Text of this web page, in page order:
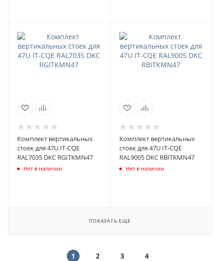
Комплект вертикальных
стоек для 47U IT-CQE
RAL7035 DKC RGITKMN47
Нет в наличии
Комплект вертикальных
стоек для 47U IT-CQE
RAL9005 DKC RBITKMN47
Нет в наличии
ПОКАЗАТЬ ЕЩЕ
1 2 3 4